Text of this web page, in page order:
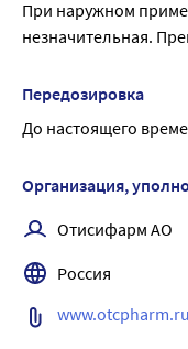
При наружном
незначительная.
Передозировка
До настоящего
Организация,
Отисифарм АО
Россия
www.otcpharm.ru